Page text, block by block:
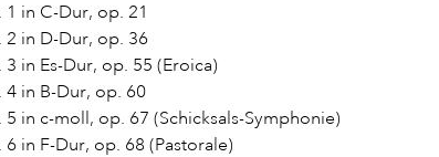
1 in C-Dur, op. 21
2 in D-Dur, op. 36
in Es-Dur, op. 55 (Eroica)
4 in B-Dur, op. 60
5 in c-moll, op. 67 (Schicksals-Symphonie)
in F-Dur, op. 68 (Pastorale)